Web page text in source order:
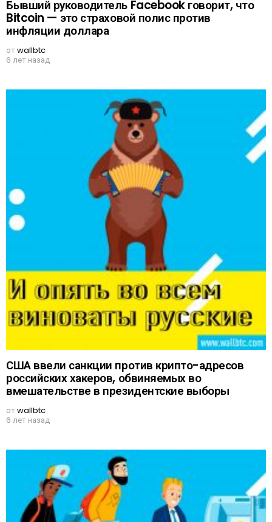
Бывший руководитель Facebook говорит, что
Bitcoin — это страховой полис против
инфляции доллара
отwallbtc
6 лет назад
США ввели санкции против крипто-адресов
российских хакеров, обвиняемых во
вмешательстве в президентские выборы
отwallbtc
6 лет назад